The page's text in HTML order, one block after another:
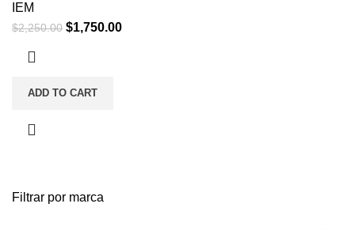
Filtrar por marca
IEM
$2,250.00 $1,750.00
ADD TO CART